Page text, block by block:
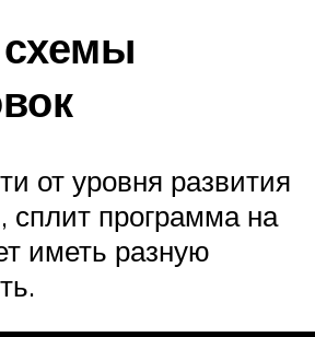
от уровня развития
сплит программа на
иметь разную